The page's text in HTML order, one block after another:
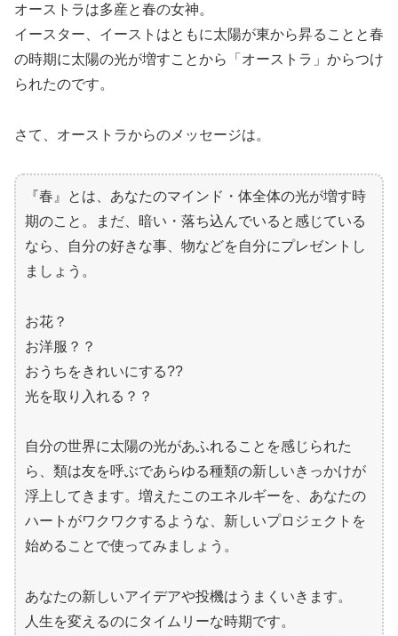
オーストラは多産と春の女神。
イースター、イーストはともに太陽が東から昇ることと春
の時期に太陽の光が増すことから「オーストラ」からつけ
られたのです。
さて、オーストラからのメッセージは。
『春』とは、あなたのマインド・体全体の光が増す時
期のこと。まだ、暗い・落ち込んでいると感じている
なら、自分の好きな事、物などを自分にプレゼントし
ましょう。
お花？
お洋服？？
おうちをきれいにする??
光を取り入れる？？
自分の世界に太陽の光があふれることを感じられた
ら、類は友を呼ぶであらゆる種類の新しいきっかけが
浮上してきます。増えたこのエネルギーを、あなたの
ハートがワクワクするような、新しいプロジェクトを
始めることで使ってみましょう。
あなたの新しいアイデアや投機はうまくいきます。
人生を変えるのにタイムリーな時期です。